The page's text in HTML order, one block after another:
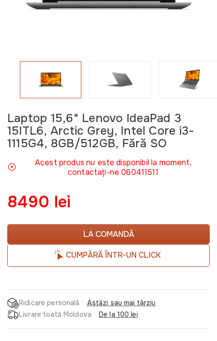
Laptop 15,6" Lenovo IdeaPad 3
15ITL6, Arctic Grey, Intel Core i3-
1115G4, 8GB/512GB, Fără SO
Acest produs nu este disponibil la moment,
contactați-ne 060411511
8490 lei
LA COMANDĂ
CUMPĂRĂ ÎNTR-UN CLICK
Ridicare personală
Astăzi sau mai târziu
Livrare toată Moldova
De la 100 lei